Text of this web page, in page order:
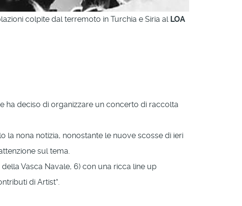
colpite dal terremoto in Turchia e Siria al LOA
ha deciso di organizzare un concerto di raccolta
la nona notizia, nonostante le nuove scosse di ieri
sul tema.
Vasca Navale, 6) con una ricca line up
di Artist*.